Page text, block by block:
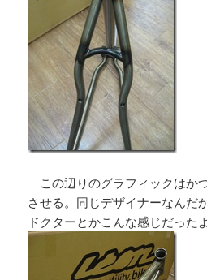
この辺りのグラフィックはか
させる。同じデザイナーなんだ
ドクターとかこんな感じだった